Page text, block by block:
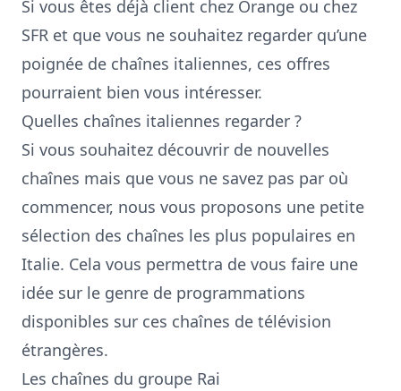
Si vous êtes déjà client chez Orange ou chez
SFR et que vous ne souhaitez regarder qu’une
poignée de chaînes italiennes, ces offres
pourraient bien vous intéresser.
Quelles chaînes italiennes regarder ?
Si vous souhaitez découvrir de nouvelles
chaînes mais que vous ne savez pas par où
commencer, nous vous proposons une petite
sélection des chaînes les plus populaires en
Italie. Cela vous permettra de vous faire une
idée sur le genre de programmations
disponibles sur ces chaînes de télévision
étrangères.
Les chaînes du groupe Rai